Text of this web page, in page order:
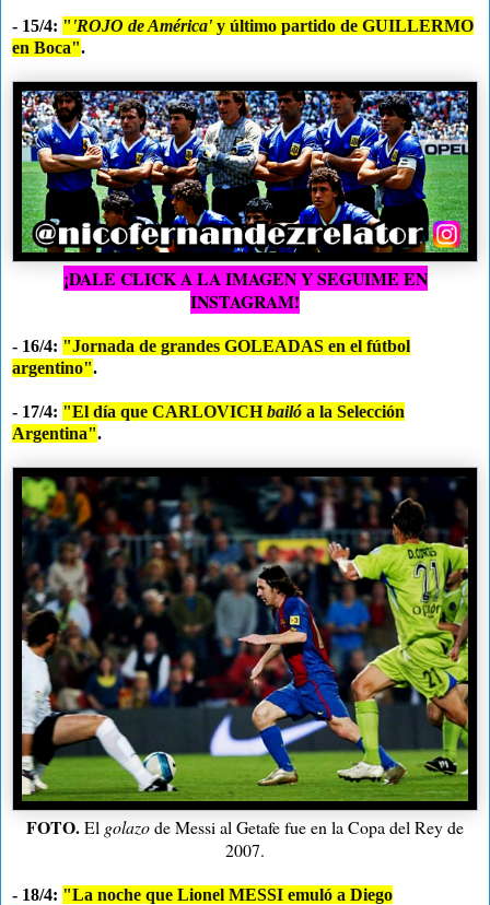
- 15/4: " 'ROJO de América' y último partido de GUILLERMO
en Boca".
¡DALE CLICK A LA IMAGEN Y SEGUIME EN
INSTAGRAM!
- 16/4: "Jornada de grandes GOLEADAS en el fútbol
argentino".
- 17/4: "El día que CARLOVICHbailó a la Selección
Argentina".
FOTO.El golazode Messi al Getafe fue en la Copa del Rey de
2007.
- 18/4: "La noche que Lionel MESSI emuló a Diego